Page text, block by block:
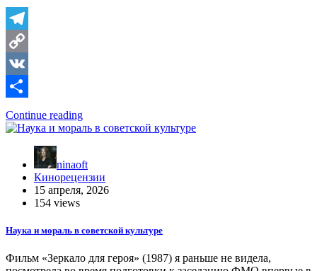
Telegram
Copy
Link
VK
Отправить
Continue reading
ninaoft
Кинорецензии
15 апреля, 2026
154 views
Наука и мораль в советской культуре
Фильм «Зеркало для героя» (1987) я раньше не видела,